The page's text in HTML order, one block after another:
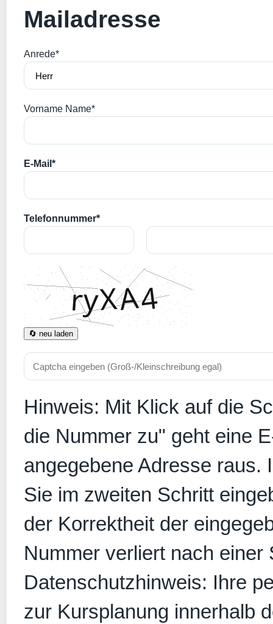
Mailadresse
Anrede*
Vorname Name*
E-Mail*
Telefonnummer*
🔄 neu laden
Hinweis: Mit Klick auf die
die Nummer zu" geht eine
angegebene Adresse raus.
Sie im zweiten Schritt
der Korrektheit der
Nummer verliert nach einer
Datenschutzhinweis: Ihre
zur Kursplanung innerhalb